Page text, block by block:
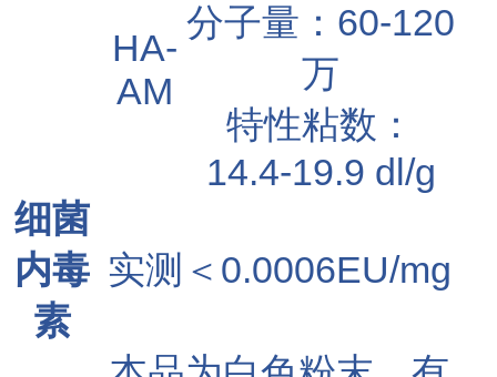
HA-
AM
分子量：60-120
万
特性粘数：
14.4-19.9 dl/g
细菌
内毒
素
实测＜0.0006EU/mg